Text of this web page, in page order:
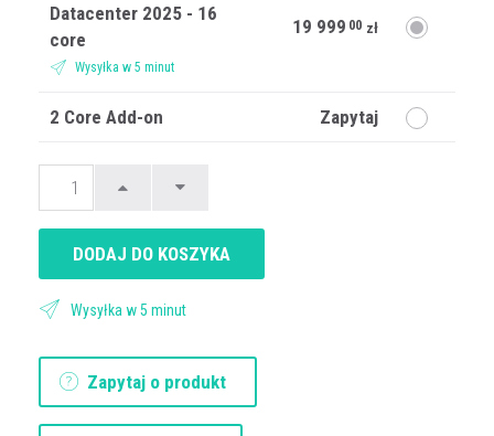
Datacenter 2025 - 16
core
Wysyłka w 5 minut
19 999 00 zł
2 Core Add-on Zapytaj
DODAJ DO KOSZYKA
Wysyłka w 5 minut
Zapytaj o produkt